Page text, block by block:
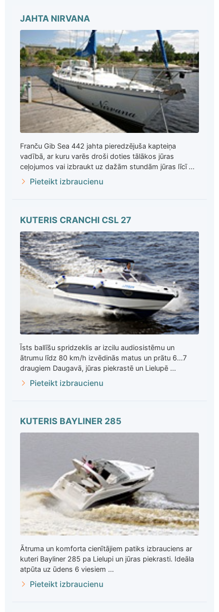
JAHTA NIRVANA
Franču Gib Sea 442 jahta pieredzējuša kapteiņa
vadībā, ar kuru varēs droši doties tālākos jūras
ceļojumos vai izbraukt uz dažām stundām jūras līcī ...
Pieteikt izbraucienu
KUTERIS CRANCHI CSL 27
Īsts ballīšu spridzeklis ar izcilu audiosistēmu un
ātrumu līdz 80 km/h izvēdinās matus un prātu 6...7
draugiem Daugavā, jūras piekrastē un Lielupē ...
Pieteikt izbraucienu
KUTERIS BAYLINER 285
Ātruma un komforta cienītājiem patiks izbrauciens ar
kuteri Bayliner 285 pa Lielupi un jūras piekrasti. Ideāla
atpūta uz ūdens 6 viesiem ...
Pieteikt izbraucienu